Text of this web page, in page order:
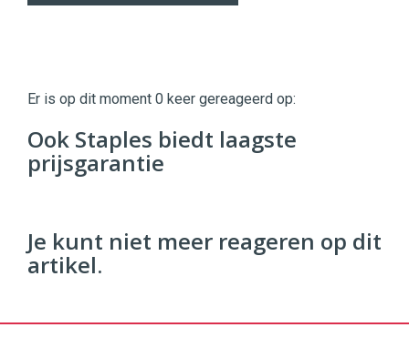
|
Digital
Commerce https://twinklemagazine.nl
9654
Er is op dit moment 0 keer gereageerd op:
Ook Staples biedt laagste
prijsgarantie
Je kunt niet meer reageren op dit
artikel.